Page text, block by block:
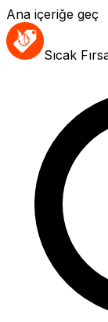
Ana içeriğe geç
Sıcak